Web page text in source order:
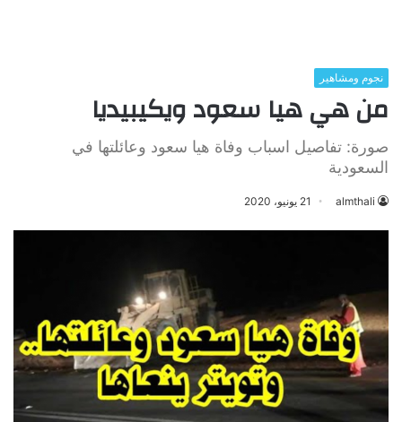
نجوم ومشاهير
من هي هيا سعود ويكيبيديا
صورة: تفاصيل اسباب وفاة هيا سعود وعائلتها في
السعودية
almthali 21 يونيو، 2020